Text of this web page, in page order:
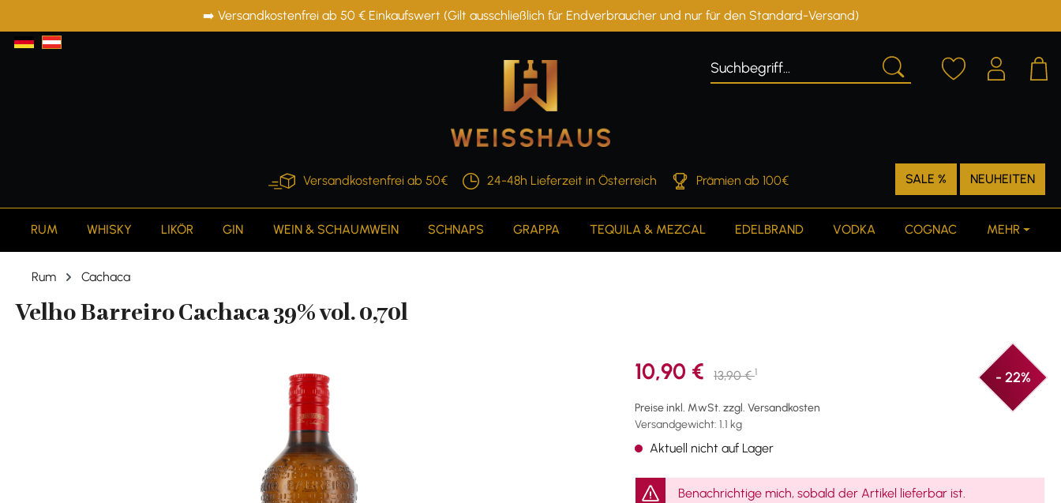
Zur Hauptnavigation springen➡️ Versandkostenfrei ab 50 € Einkaufswert (Gilt ausschließlich für Endverbraucher und nur für den Standard-Versand)
Versandkostenfrei ab 50€ 24-48h Lieferzeit in Österreich Prämien ab 100€ SALE % NEUHEITEN
RUM WHISKY LIKÖR GIN WEIN & SCHAUMWEIN SCHNAPS GRAPPA TEQUILA & MEZCAL EDELBRAND VODKA COGNAC MEHR
Rum Cachaca
Velho Barreiro Cachaca 39% vol. 0,70l
10,90 € 13,90 €1 - 22%
Preise inkl. MwSt. zzgl. Versandkosten
Versandgewicht: 1.1 kg
Aktuell nicht auf Lager
Benachrichtige mich, sobald der Artikel lieferbar ist.